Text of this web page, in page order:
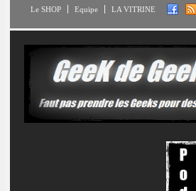
Le SHOP Equipe LA VITRINE